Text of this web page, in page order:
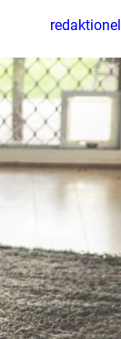
redaktionel